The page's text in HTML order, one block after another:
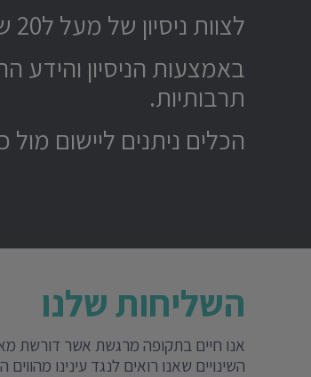
לצוות ניסיון של מעל ל20 שנה בשוק הגלובלי כולל הדרכות לרילוקשיין והדרכות עסקיות בינלאומיות.
באמצעות הניסיון והידע
תרבותיות.
הכלים ניתנים ליישום
השליחות שלנו
אנו חיים בתקופה מרגשת אשר דורשת
השינויים שאנו רואים לנגד עינינו